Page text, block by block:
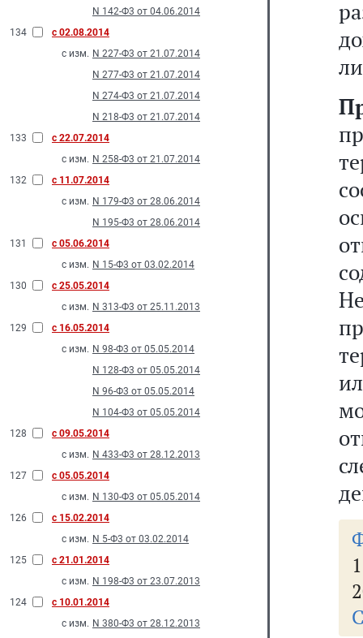
N 142-Ф3 от 04.06.2014
134
с 02.08.2014
с изм. N 227-Ф3 от 21.07.2014
N 277-Ф3 от 21.07.2014
N 274-Ф3 от 21.07.2014
N 218-Ф3 от 21.07.2014
133
с 22.07.2014
с изм. N 258-Ф3 от 21.07.2014
132
с 11.07.2014
с изм. N 179-Ф3 от 28.06.2014
N 195-Ф3 от 28.06.2014
131
с 05.06.2014
с изм. N 15-Ф3 от 03.02.2014
130
с 25.05.2014
с изм. N 313-Ф3 от 25.11.2013
129
с 16.05.2014
с изм. N 98-Ф3 от 05.05.2014
N 128-Ф3 от 05.05.2014
N 96-Ф3 от 05.05.2014
N 104-Ф3 от 05.05.2014
128
с 09.05.2014
с изм. N 433-Ф3 от 28.12.2013
127
с 05.05.2014
с изм. N 130-Ф3 от 05.05.2014
126
с 15.02.2014
с изм. N 5-Ф3 от 03.02.2014
125
с 21.01.2014
с изм. N 198-Ф3 от 23.07.2013
124
с 10.01.2014
с изм. N 380-Ф3 от 28.12.2013